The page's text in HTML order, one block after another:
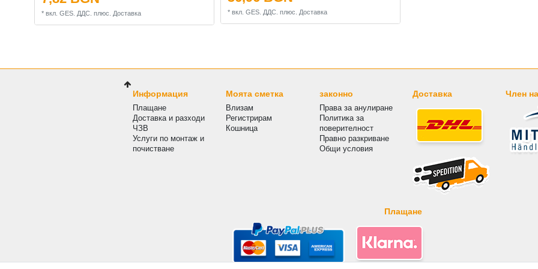
*вкл. GES. ДДС. плюс. Доставка *вкл. GES. ДДС. плюс. Доставка
Информация
Плащане
Доставка и разходи
ЧЗВ
Услуги по монтаж и
почистване
Моята сметка
Влизам
Регистрирам
Кошница
законно
Права за анулиране
Политика за
поверителност
Правно разкриване
Общи условия
Доставка Член
Плащане